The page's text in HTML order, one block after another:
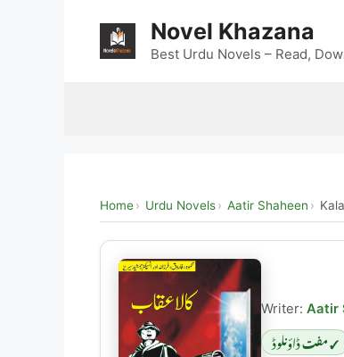
Novel Khazana
Best Urdu Novels – Read,
Home Urdu Novels Aatir Shaheen
Writer: Aatir
✓ مفت ڈاؤنلوڈ